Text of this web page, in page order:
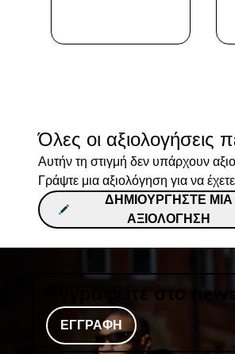
Όλες οι αξιολογήσεις
Αυτήν τη στιγμή δεν υπάρχουν
Γράψτε μια αξιολόγηση για να
ΔΗΜΙΟΥΡΓΉΣΤΕ ΜΙΑ
ΑΞΙΟΛΌΓΗΣΗ
Εγγραφείτε στο
ΕΓΓΡΑΦΉ